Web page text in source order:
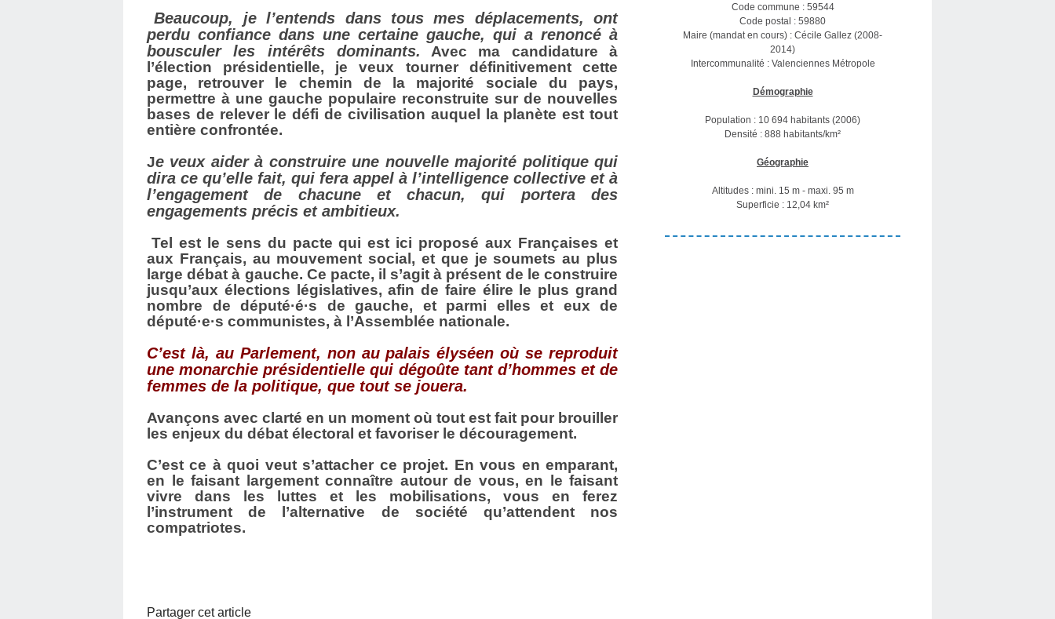
Beaucoup, je l’entends dans tous mes déplacements, ont
perdu confiance dans une certaine gauche, qui a renoncé à
bousculer les intérêts dominants. Avec ma candidature à
l’élection présidentielle, je veux tourner définitivement cette
page, retrouver le chemin de la majorité sociale du pays,
permettre à une gauche populaire reconstruite sur de nouvelles
bases de relever le défi de civilisation auquel la planète est tout
entière confrontée.
Je veux aider à construire une nouvelle majorité politique qui
dira ce qu’elle fait, qui fera appel à l’intelligence collective et à
l’engagement de chacune et chacun, qui portera des
engagements précis et ambitieux.
Tel est le sens du pacte qui est ici proposé aux Françaises et
aux Français, au mouvement social, et que je soumets au plus
large débat à gauche. Ce pacte, il s’agit à présent de le construire
jusqu’aux élections législatives, afin de faire élire le plus grand
nombre de député·é·s de gauche, et parmi elles et eux de
député·e·s communistes, à l’Assemblée nationale.
C’est là, au Parlement, non au palais élyséen où se reproduit
une monarchie présidentielle qui dégoûte tant d’hommes et de
femmes de la politique, que tout se jouera.
Avançons avec clarté en un moment où tout est fait pour brouiller
les enjeux du débat électoral et favoriser le découragement.
C’est ce à quoi veut s’attacher ce projet. En vous en emparant,
en le faisant largement connaître autour de vous, en le faisant
vivre dans les luttes et les mobilisations, vous en ferez
l’instrument de l’alternative de société qu’attendent nos
compatriotes.
Partager cet article
Code commune : 59544
Code postal : 59880
Maire (mandat en cours) : Cécile Gallez (2008-
2014)
Intercommunalité : Valenciennes Métropole
Démographie
Population : 10 694 habitants (2006)
Densité : 888 habitants/km²
Géographie
Altitudes : mini. 15 m - maxi. 95 m
Superficie : 12,04 km²